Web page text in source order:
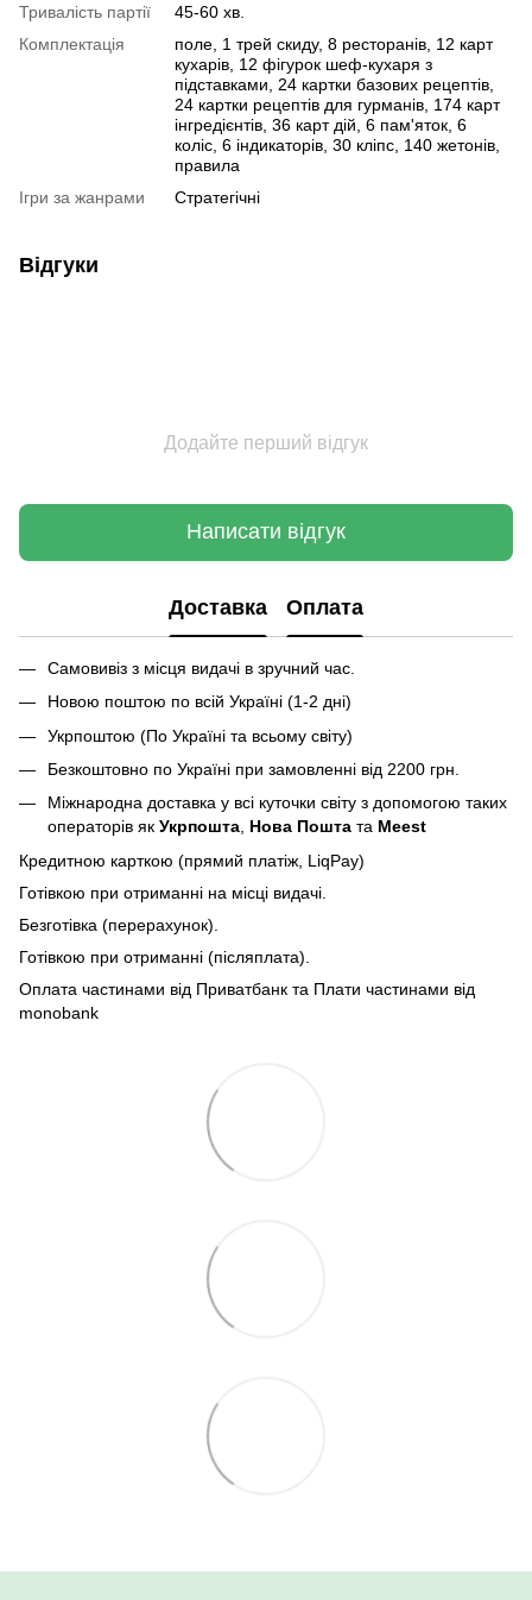
Тривалість партії
45-60 хв.
Комплектація
поле, 1 трей скиду, 8 ресторанів, 12 карт
кухарів, 12 фігурок шеф-кухаря з
підставками, 24 картки базових рецептів,
24 картки рецептів для гурманів, 174 карт
інгредієнтів, 36 карт дій, 6 пам'яток, 6
коліс, 6 індикаторів, 30 кліпс, 140 жетонів,
правила
Ігри за жанрами
Стратегічні
Відгуки
Додайте перший відгук
Написати відгук
Доставка Оплата
Самовивіз з місця видачі в зручний час.
Новою поштою по всій Україні (1-2 дні)
Укрпоштою (По Україні та всьому світу)
Безкоштовно по Україні при замовленні від 2200 грн.
Міжнародна доставка у всі куточки світу з допомогою таких
операторів як Укрпошта, Нова Пошта та Meest
Кредитною карткою (прямий платіж, LiqPay)
Готівкою при отриманні на місці видачі.
Безготівка (перерахунок).
Готівкою при отриманні (післяплата).
Оплата частинами від Приватбанк та Плати частинами від
monobank